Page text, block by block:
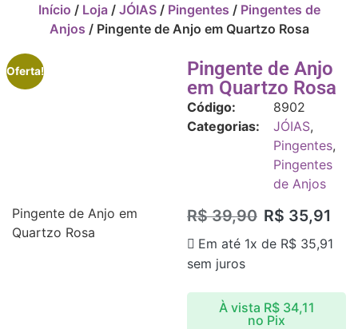
Início / Loja/ JÓIAS/ Pingentes / Pingentes de
Anjos / Pingente de Anjo em Quartzo Rosa
Oferta!
Pingente de Anjo em
Quartzo Rosa
Pingente de Anjo
em Quartzo Rosa
Código:
8902
Categorias:
JÓIAS,
Pingentes,
Pingentes
de Anjos
R$39,90 R$ 35,91
Em até 1x de R$ 35,91
sem juros
À vista R$34,11
no Pix